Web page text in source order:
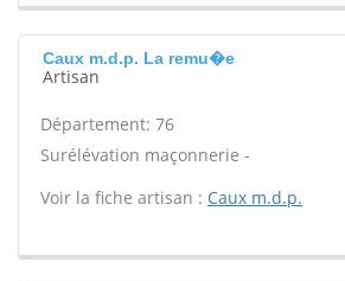
Caux m.d.p. La remu�e
Artisan
Département: 76
Surélévation maçonnerie -
Voir la fiche artisan : Caux m.d.p.